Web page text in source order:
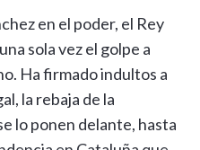
se
n
g
er
ai
l
p
y
Li
n
m
p
ti
en el poder, el Rey
sola vez el golpe a
Ha firmado indultos a
la rebaja de la
lo ponen delante, hasta